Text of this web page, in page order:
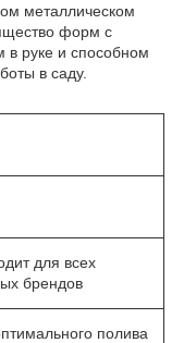
металлическом
форм с
в руке и способном
в саду.
для всех
брендов
полива